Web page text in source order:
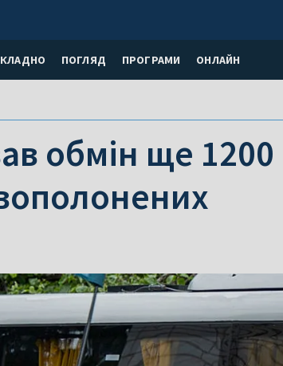
ПОГЛЯД ПРОГРАМИ ОНЛАЙН
обмін ще 1200